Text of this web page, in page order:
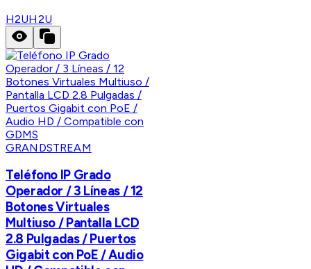
H2UH2U
GRANDSTREAM
Teléfono IP Grado
Operador / 3 Líneas / 12
Botones Virtuales
Multiuso / Pantalla LCD
2.8 Pulgadas / Puertos
Gigabit con PoE / Audio